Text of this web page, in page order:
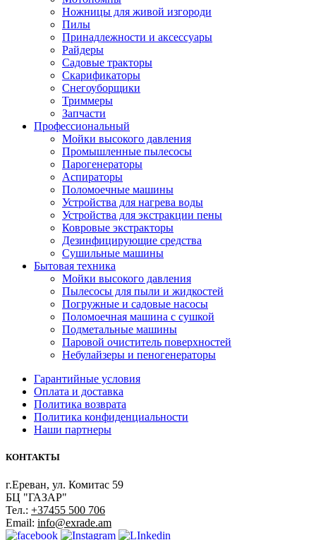
Ножницы для живой изгороди
Пилы
Принадлежности и аксессуары
Райдеры
Садовые тракторы
Скарификаторы
Снегоуборщики
Триммеры
Запчасти
Профессиональный
Мойки высокого давления
Промышленные пылесосы
Парогенераторы
Аспираторы
Поломоечные машины
Устройства для нагрева воды
Устройства для экстракции пены
Ковровые экстракторы
Дезинфицирующие средства
Сушильные машины
Бытовая техника
Мойки высокого давления
Пылесосы для пыли и жидкостей
Погружные и садовые насосы
Поломоечная машина с сушкой
Подметальные машины
Паровой очиститель поверхностей
Небулайзеры и пеногенераторы
Гарантийные условия
Оплата и доставка
Политика возврата
Политика конфиденциальности
Наши партнеры
КОНТАКТЫ
г.Ереван, ул. Комитас 59
БЦ "ГАЗАР"
Тел.: +37455 500 706
Email: info@exrade.am